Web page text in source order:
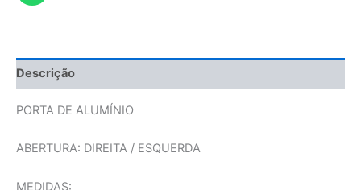
Descrição
PORTA DE ALUMÍNIO
ABERTURA: DIREITA / ESQUERDA
MEDIDAS: